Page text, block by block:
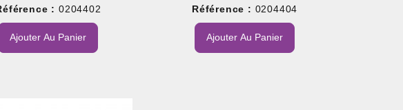
: 0204402
Ajouter Au Panier
Référence : 0204404
Ajouter Au Panier